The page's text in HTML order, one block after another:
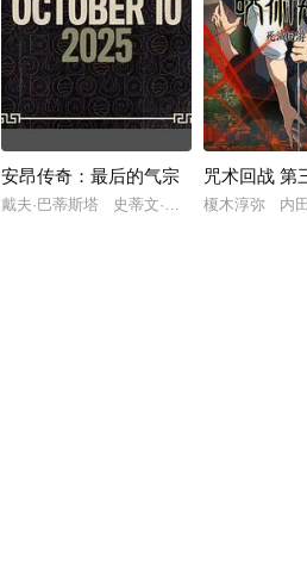
安昂传奇：最后的气宗
戴夫·巴蒂斯塔 史蒂文·元 关继威
咒术回战 第
榎木淳弥 内